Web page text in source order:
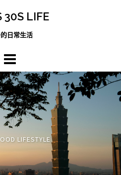
30S LIFE
日常生活
LIFESTYLE